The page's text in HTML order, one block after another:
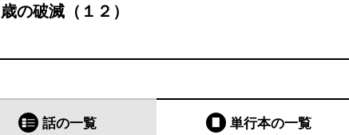
の破滅（１２）
話の一覧 単行本の一覧